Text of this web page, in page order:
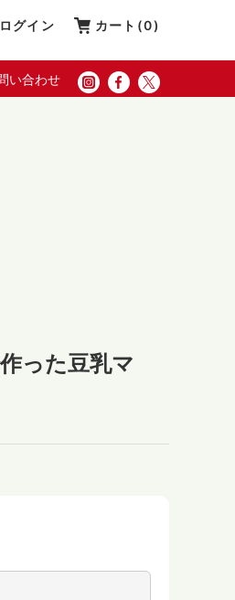
ログイン カート(0)
い合わせ
った豆乳マ